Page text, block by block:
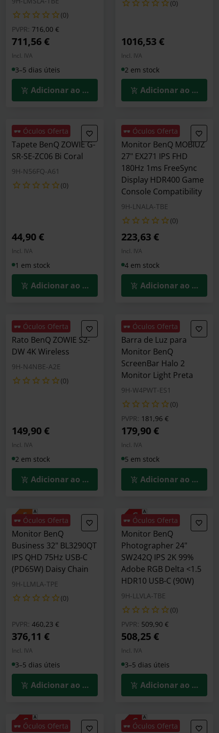
(0)
PVPR: Preço reduzido de
716,00 €para
711,56 €
Incl. IVA
3–5 dias úteis
Adicionar ao Carrinho
(0)
1016,53 €
Incl. IVA
2 em stock
Adicionar ao
🕶️ Óculos Oferta
Tapete BenQ ZOWIE G-
SR-SE-ZC06 Bi Coral
9H-N56FQ-A61
(0)
44,90 €
Incl. IVA
1 em stock
Adicionar ao Carrinho
🕶️ Óculos Oferta
Monitor BenQ MOBIUZ
27" EX271 IPS FHD
180Hz 1ms FreeSync
Display HDR400 Game
Console Compatibility
9H-LNALA-TBE
(0)
223,63 €
Incl. IVA
4 em stock
Adicionar ao
🕶️ Óculos Oferta
Rato BenQ ZOWIE S2-
DW 4K Wireless
9H-N4NBE-A2E
(0)
149,90 €
Incl. IVA
2 em stock
Adicionar ao Carrinho
🕶️ Óculos Oferta
Barra de Luz para
Monitor BenQ
ScreenBar Halo 2
Monitor Light Preta
9H-W4PWT-ES1
(0)
PVPR: Preço reduzido de
181,96 €para
179,90 €
Incl. IVA
5 em stock
Adicionar ao
🕶️ Óculos Oferta
Monitor BenQ
Business 32" BL3290QT
IPS QHD 75Hz USB-C
(PD65W) Daisy Chain
9H-LLMLA-TPE
(0)
PVPR: Preço reduzido de
460,23 €para
376,11 €
Incl. IVA
3–5 dias úteis
Adicionar ao Carrinho
🕶️ Óculos Oferta
Monitor BenQ
Photographer 24"
SW242Q IPS 2K 99%
Adobe RGB Delta <1.5
HDR10 USB-C (90W)
9H-LLVLA-TBE
(0)
PVPR: Preço reduzido de
509,90 €para
508,25 €
Incl. IVA
3–5 dias úteis
Adicionar ao
🕶️ Óculos Oferta 🕶️ Óculos Oferta